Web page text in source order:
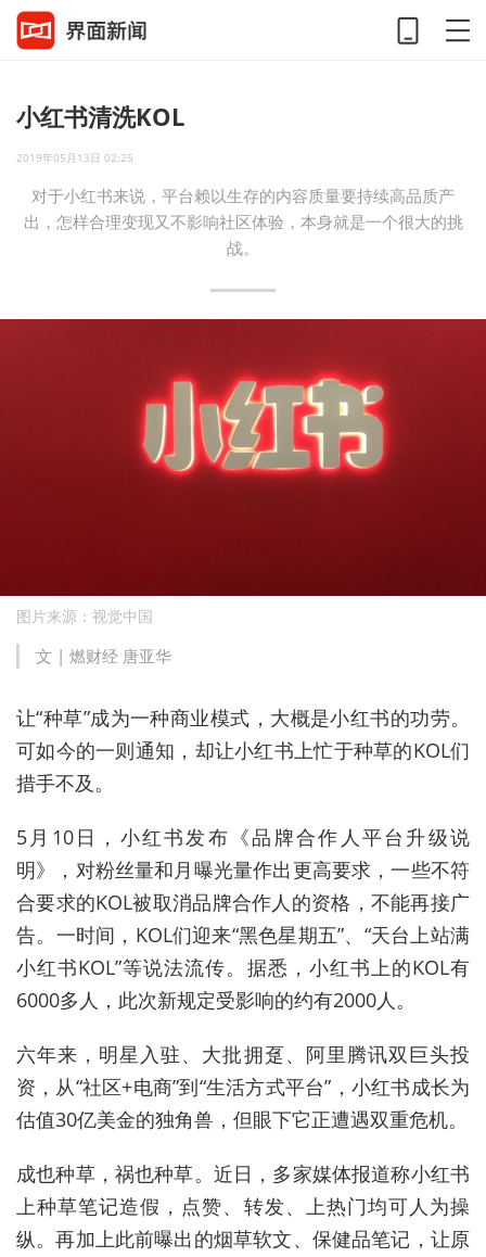
小红书清洗KOL
2019年05月13日 02:25
对于小红书来说，平台赖以生存的内容质量要持续高品质产
出，怎样合理变现又不影响社区体验，本身就是一个很大的挑
战。
图片来源：视觉中国
文 | 燃财经 唐亚华
让“种草”成为一种商业模式，大概是小红书的功劳。
可如今的一则通知，却让小红书上忙于种草的KOL们
措手不及。
5月10日，小红书发布《品牌合作人平台升级说
明》，对粉丝量和月曝光量作出更高要求，一些不符
合要求的KOL被取消品牌合作人的资格，不能再接广
告。一时间，KOL们迎来“黑色星期五”、“天台上站满
小红书KOL”等说法流传。据悉，小红书上的KOL有
6000多人，此次新规定受影响的约有2000人。
六年来，明星入驻、大批拥趸、阿里腾讯双巨头投
资，从“社区+电商”到“生活方式平台”，小红书成长为
估值30亿美金的独角兽，但眼下它正遭遇双重危机。
成也种草，祸也种草。近日，多家媒体报道称小红书
上种草笔记造假，点赞、转发、上热门均可人为操
纵。再加上此前曝出的烟草软文、保健品笔记，让原